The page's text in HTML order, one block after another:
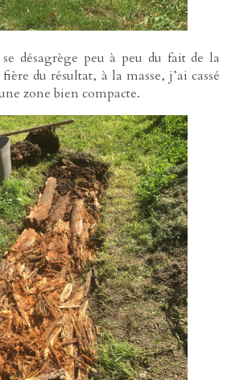
désagrège peu à peu du fait de la
du résultat, à la masse, j’ai cassé
zone bien compacte.